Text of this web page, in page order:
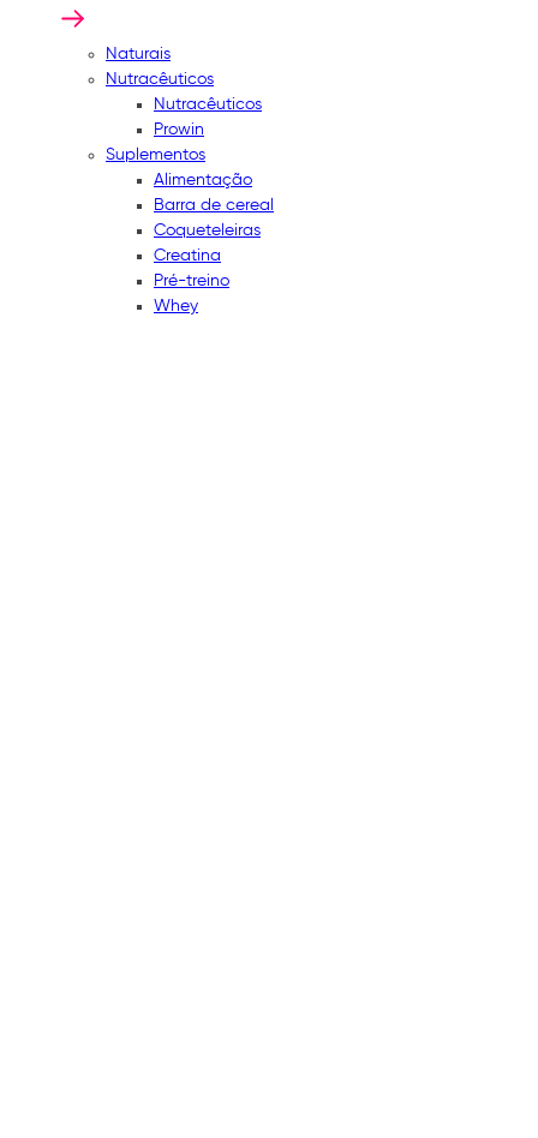
Naturais
Nutracêuticos
Nutracêuticos
Prowin
Suplementos
Alimentação
Barra de cereal
Coqueteleiras
Creatina
Pré-treino
Whey